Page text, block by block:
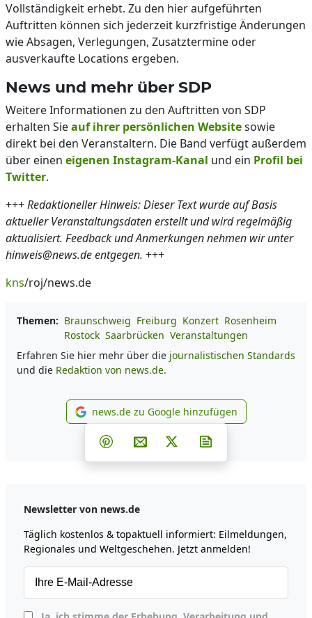
Vollständigkeit erhebt. Zu den hier aufgeführten
Auftritten können sich jederzeit kurzfristige Änderungen
wie Absagen, Verlegungen, Zusatztermine oder
ausverkaufte Locations ergeben.
News und mehr über SDP
Weitere Informationen zu den Auftritten von SDP
erhalten Sieauf ihrer persönlichen Websitesowie
direkt bei den Veranstaltern. Die Band verfügt außerdem
über einen eigenen Instagram-Kanal und ein Profil bei
Twitter.
+++Redaktioneller Hinweis: Dieser Text wurde auf Basis
aktueller Veranstaltungsdaten erstellt und wird regelmäßig
aktualisiert. Feedback und Anmerkungen nehmen wir unter
hinweis@news.de entgegen. +++
kns/roj/news.de
Themen: Braunschweig Freiburg Konzert Rosenheim
Rostock Saarbrücken Veranstaltungen
Erfahren Sie hier mehr über die journalistischen Standards
und die Redaktion von news.de.
news.de zu Google
news.de zu Google hinzufügen
Teilen auf Facebook
Teilen auf Whatsapp
Teilen auf Telegram
Teilen auf Pinterest
Per E-Mail teilen
Post auf X
Newsletter von news.de
Täglich kostenlos & topaktuell informiert: Eilmeldungen,
Regionales und Weltgeschehen. Jetzt anmelden!